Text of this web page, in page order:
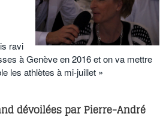
ravi
à Genève en 2016 et on va mettre
les athlètes à mi-juillet »
dévoilées par Pierre-André